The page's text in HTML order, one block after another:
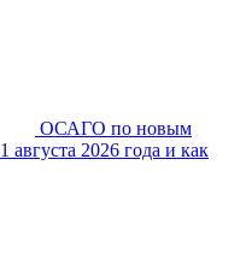
ОСАГО по новым
августа 2026 года и как